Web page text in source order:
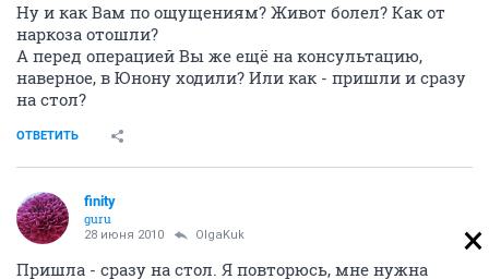
Ну и как Вам по ощущениям? Живот болел? Как от
наркоза отошли?
А перед операцией Вы же ещё на консультацию,
наверное, в Юнону ходили? Или как - пришли и сразу
на стол?
ОТВЕТИТЬ
finity
guru
28 июня 2010 OlgaKuk
Пришла - сразу на стол. Я повторюсь, мне нужна